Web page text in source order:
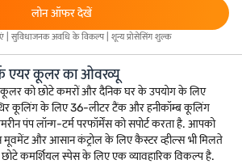
लोन ऑफर देखें
| सुविधाजनक अवधि के विकल्प | शून्य प्रोसेसिंग शुल्क
एयर कूलर का ओवरव्यू
कूलर को छोटे कमरों और दैनिक घर के उपयोग के लिए
कूलिंग के लिए 36-लीटर टैंक और हनीकॉम्ब कूलिंग
पंप लॉन्ग-टर्म परफॉर्मेंस को सपोर्ट करता है. आपको
और आसान कंट्रोल के लिए कैस्टर व्हील्स भी मिलते
कमर्शियल स्पेस के लिए एक व्यावहारिक विकल्प है.